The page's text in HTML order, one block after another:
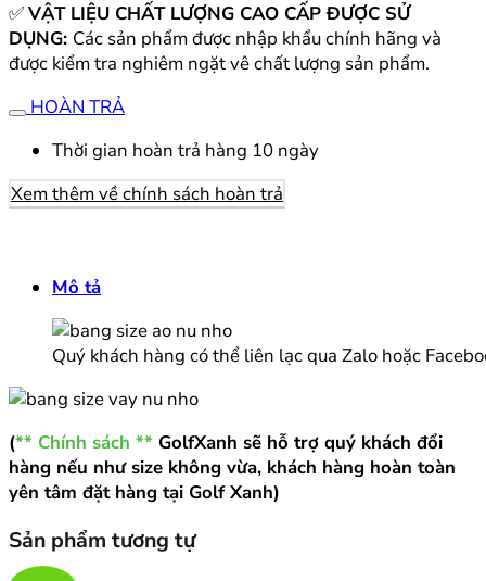
✅VẬT LIỆU CHẤT LƯỢNG CAO CẤP ĐƯỢC SỬ
DỤNG: Các sản phẩm được nhập khẩu chính hãng và
được kiểm tra nghiêm ngặt vê chất lượng sản phẩm.
HOÀN TRẢ
Thời gian hoàn trả hàng 10 ngày
Xem thêm về chính sách hoàn trả
Mô tả
Quý khách hàng có thể liên lạc qua Zalo hoặc
(** Chính sách ** GolfXanh sẽ hỗ trợ quý khách đổi
hàng nếu như size không vừa, khách hàng hoàn toàn
yên tâm đặt hàng tại Golf Xanh)
Sản phẩm tương tự